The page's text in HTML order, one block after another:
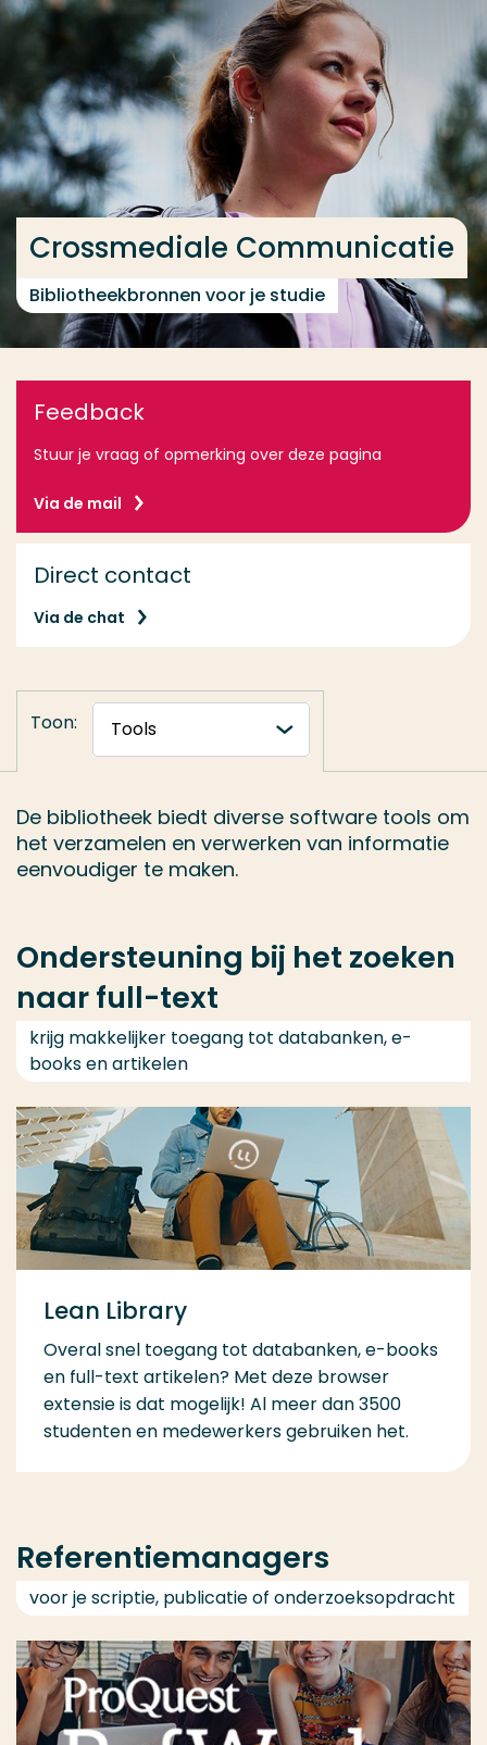
Ga direct naar de content
... > Tools
Crossmediale Communicatie
Bibliotheekbronnen voor je studie
Feedback
Stuur je vraag of opmerking over deze pagina
Via de mail
Direct contact
Via de chat
Toon:
De bibliotheek biedt diverse software tools om
het verzamelen en verwerken van informatie
eenvoudiger te maken.
Ondersteuning bij het zoeken
naar full-text
krijg makkelijker toegang tot databanken, e-
books en artikelen
Lean Library
Overal snel toegang tot databanken, e-books
en full-text artikelen? Met deze browser
extensie is dat mogelijk! Al meer dan 3500
studenten en medewerkers gebruiken het.
Referentiemanagers
voor je scriptie, publicatie of onderzoeksopdracht
Veel gezocht
Opleiding